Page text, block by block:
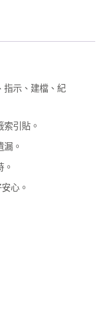
指示、建檔、紀
引貼。
。
心。